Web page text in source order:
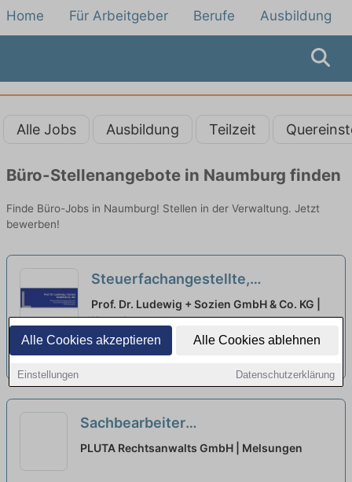
Alle Cookies akzeptieren Alle Cookies ablehnen
Einstellungen Datenschutzerklärung
Home Für Arbeitgeber Berufe Ausbildung
Alle Jobs Ausbildung Teilzeit
Büro-Stellenangebote in Naumburg finden
Finde Büro-Jobs in Naumburg! Stellen in der Verwaltung. Jetzt
bewerben!
Steuerfachangestellte,
Steuerfachwirte oder
Bilanzbuchhalter (m/w/d)
Prof. Dr. Ludewig + Sozien GmbH & Co. KG |
Kassel
Sachbearbeiter
Verbraucherinsolvenzen (m/w/d)
PLUTA Rechtsanwalts GmbH | Melsungen